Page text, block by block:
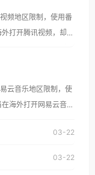
频地区限制，使用番
及版权限制问题，且
「海外用户收听腾讯
、欧洲等国家和地区
云音乐地区限制，使
国家和地区时，网易
03-22
03-22